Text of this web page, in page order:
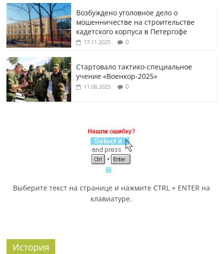
Возбуждено уголовное дело о
мошенничестве на строительстве
кадетского корпуса в Петергофе
17.11.2025 0
Стартовало тактико-специальное
учение «Военкор-2025»
11.08.2025 0
Выберите текст на странице и нажмите CTRL + ENTER на
клавиатуре.
История